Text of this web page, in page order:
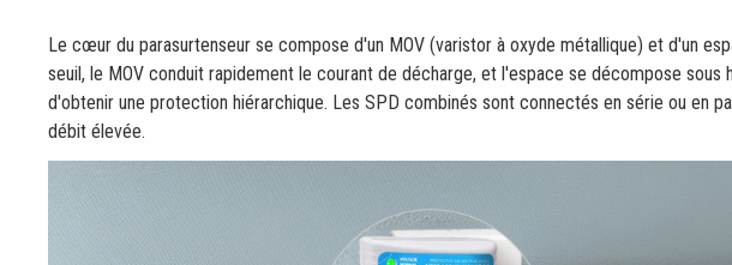
Le cœur du parasurtenseur se compose d'un MOV (varistor à oxyde métallique) et d'un
seuil, le MOV conduit rapidement le courant de décharge, et l'espace se décompose
d'obtenir une protection hiérarchique. Les SPD combinés sont connectés en série ou en
débit élevée.